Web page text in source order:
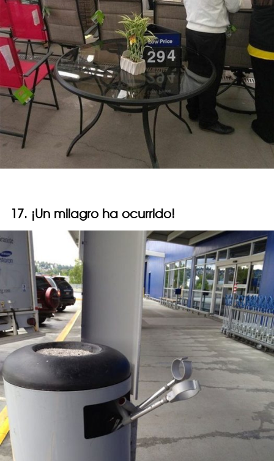
17. ¡Un milagro ha ocurrido!